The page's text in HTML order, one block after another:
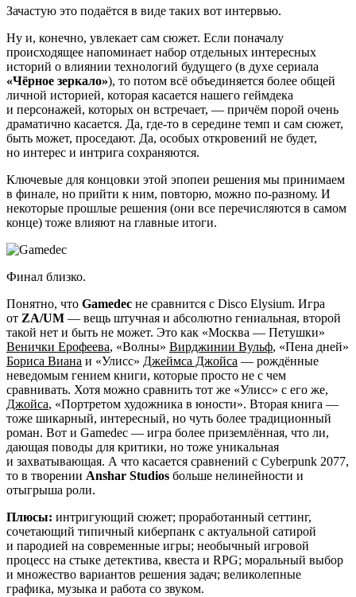
Зачастую это подаётся в виде таких вот интервью.
Ну и, конечно, увлекает сам сюжет. Если поначалу
происходящее напоминает набор отдельных интересных
историй о влиянии технологий будущего (в духе сериала
«Чёрное зеркало»), то потом всё объединяется более общей
личной историей, которая касается нашего геймдека
и персонажей, которых он встречает, — причём порой очень
драматично касается. Да, где-то в середине темп и сам сюжет,
быть может, проседают. Да, особых откровений не будет,
но интерес и интрига сохраняются.
Ключевые для концовки этой эпопеи решения мы принимаем
в финале, но прийти к ним, повторю, можно по-разному. И
некоторые прошлые решения (они все перечисляются в самом
конце) тоже влияют на главные итоги.
Финал близко.
Понятно, что Gamedec не сравнится с Disco Elysium. Игра
от ZA/UM — вещь штучная и абсолютно гениальная, второй
такой нет и быть не может. Это как «Москва — Петушки»
Венички Ерофеева, «Волны» Вирджинии Вульф, «Пена дней»
Бориса Виана и «Улисс» Джеймса Джойса — рождённые
неведомым гением книги, которые просто не с чем
сравнивать. Хотя можно сравнить тот же «Улисс» с его же,
Джойса, «Портретом художника в юности». Вторая книга —
тоже шикарный, интересный, но чуть более традиционный
роман. Вот и Gamedec — игра более приземлённая, что ли,
дающая поводы для критики, но тоже уникальная
и захватывающая. А что касается сравнений с Cyberpunk 2077,
то в творении Anshar Studios больше нелинейности и
отыгрыша роли.
Плюсы: интригующий сюжет; проработанный сеттинг,
сочетающий типичный киберпанк с актуальной сатирой
и пародией на современные игры; необычный игровой
процесс на стыке детектива, квеста и RPG; моральный выбор
и множество вариантов решения задач; великолепные
графика, музыка и работа со звуком.